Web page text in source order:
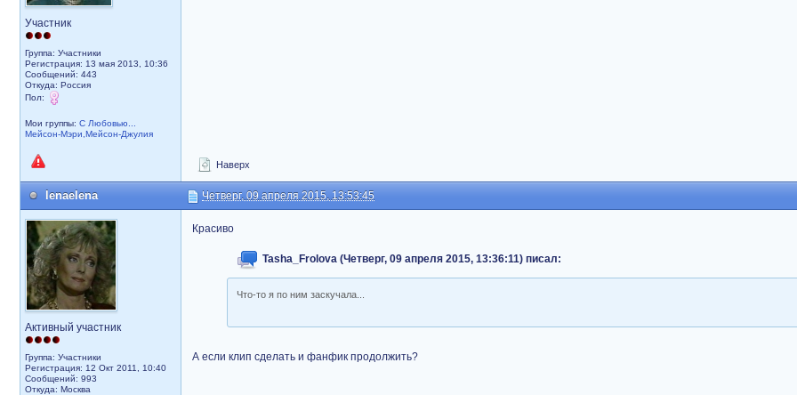
Участник
Группа: Участники
Регистрация: 13 мая 2013, 10:36
Сообщений: 443
Откуда: Россия
Пол:
Мои группы: С Любовью...
Мейсон-Мэри,Мейсон-Джулия
Наверх
lenaelena Четверг, 09 апреля 2015, 13:53:45
Активный участник
Группа: Участники
Регистрация: 12 Окт 2011, 10:40
Сообщений: 993
Откуда: Москва
Красиво
Tasha_Frolova (Четверг, 09 апреля 2015, 13:36:11) писал:
Что-то я по ним заскучала...
А если клип сделать и фанфик продолжить?